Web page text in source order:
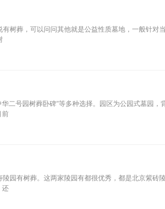
树葬，可以问问其他就是公益性质墓地，一般针对
二号园树葬卧碑”等多种选择。园区为公园式墓园，
前
园有树葬。这两家陵园有都很优秀，都是北京紫砖
还